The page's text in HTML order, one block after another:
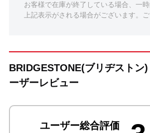
お客様で在庫が終了している場合、一
上記表示がされる場合がございます。ご
BRIDGESTONE(ブリヂストン
ーザーレビュー
ユーザー総合評価